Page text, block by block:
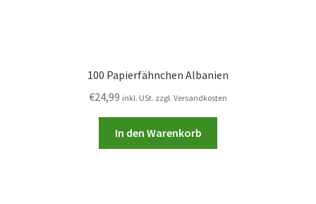
100 Papierfähnchen Albanien
€24,99 inkl. USt. zzgl. Versandkosten
In den Warenkorb